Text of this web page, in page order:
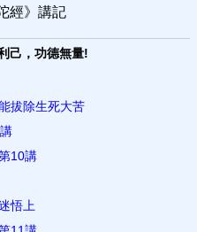
經》講記
己，功德無量!
拔除生死大苦
10講
悟上